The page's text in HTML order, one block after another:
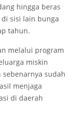
hingga beras
sisi lain bunga
tahun.
melalui program
miskin
sudah
menjaga
di daerah